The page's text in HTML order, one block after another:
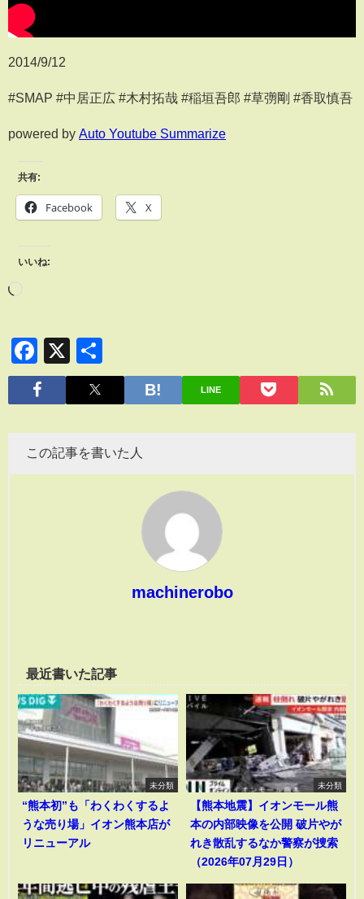
2014/9/12
#SMAP #中居正広 #木村拓哉 #稲垣吾郎 #草彅剛 #香取慎吾
powered by Auto Youtube Summarize
共有:
Facebook X
いいね:
Facebook
X
有
LINE
この記事を書いた人
machinerobo
最近書いた記事
未分類
“熊本初”も「わくわくするよ
うな売り場」イオン熊本店が
リニューアル
未分類
【熊本地震】イオンモール熊
本の内部映像を公開 破片やが
れき散乱するなか警察が捜索
（2026年07月29日）